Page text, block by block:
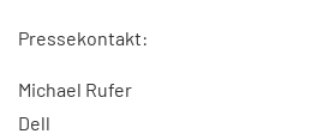
Pressekontakt:
Michael Rufer
Dell